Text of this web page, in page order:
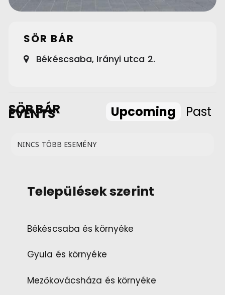
SÖR BÁR
Békéscsaba, Irányi utca 2.
SÖR BÁR
EVENTS Upcoming Past
NINCS TÖBB ESEMÉNY
Települések szerint
Békéscsaba és környéke
Gyula és környéke
Mezőkovácsháza és környéke